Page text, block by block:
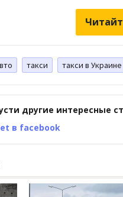
такси такси в Украине
другие интересные
в facebook